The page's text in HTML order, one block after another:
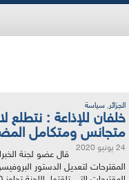
الجزائر, سياسة
خلفان للإذاعة : نتطلع
متجانس ومتكامل
24 يونيو 2020
قال عضو لجنة
المقترحات لتعديل الدستور